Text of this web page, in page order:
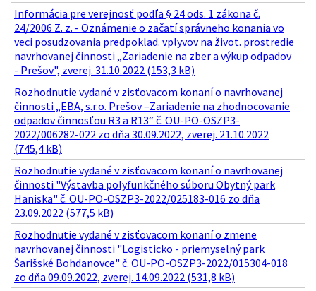
Informácia pre verejnosť podľa § 24 ods. 1 zákona č.
24/2006 Z. z. - Oznámenie o začatí správneho konania vo
veci posudzovania predpoklad. vplyvov na život. prostredie
navrhovanej činnosti „Zariadenie na zber a výkup odpadov
- Prešov", zverej. 31.10.2022 (153,3 kB)
Rozhodnutie vydané v zisťovacom konaní o navrhovanej
činnosti „EBA, s.r.o. Prešov –Zariadenie na zhodnocovanie
odpadov činnosťou R3 a R13“ č. OU-PO-OSZP3-
2022/006282-022 zo dňa 30.09.2022, zverej. 21.10.2022
(745,4 kB)
Rozhodnutie vydané v zisťovacom konaní o navrhovanej
činnosti "Výstavba polyfunkčného súboru Obytný park
Haniska" č. OU-PO-OSZP3-2022/025183-016 zo dňa
23.09.2022 (577,5 kB)
Rozhodnutie vydané v zisťovacom konaní o zmene
navrhovanej činnosti "Logisticko - priemyselný park
Šarišské Bohdanovce" č. OU-PO-OSZP3-2022/015304-018
zo dňa 09.09.2022, zverej. 14.09.2022 (531,8 kB)